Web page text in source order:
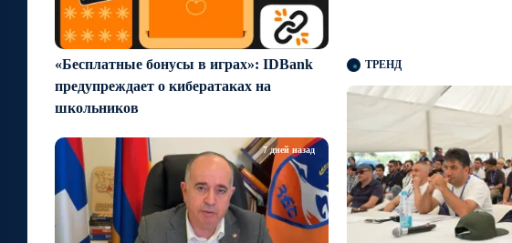
«Бесплатные бонусы в играх»: IDBank
предупреждает о кибератаках на
школьников
7 дней назад
ТРЕНД